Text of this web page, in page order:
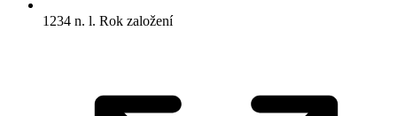
1234 n. l. Rok založení